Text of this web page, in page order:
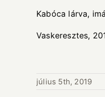
Kabóca lárva,
július 5th, 2019